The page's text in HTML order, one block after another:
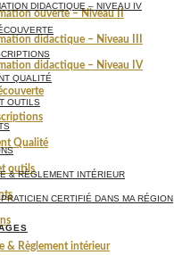
ouverte – Niveau II
didactique – Niveau III
didactique – Niveau IV
Qualité
outils
& Règlement intérieur
DIDACTIQUE – NIVEAU IV
QUALITÉ
OUTILS
& RÈGLEMENT INTÉRIEUR
CERTIFIÉ DANS MA RÉGION